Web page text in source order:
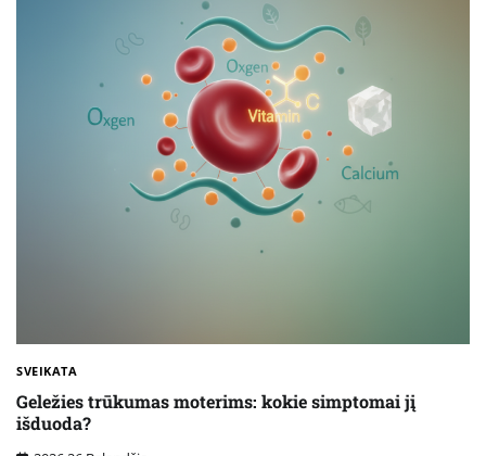
SVEIKATA
Geležies trūkumas moterims: kokie simptomai jį
išduoda?